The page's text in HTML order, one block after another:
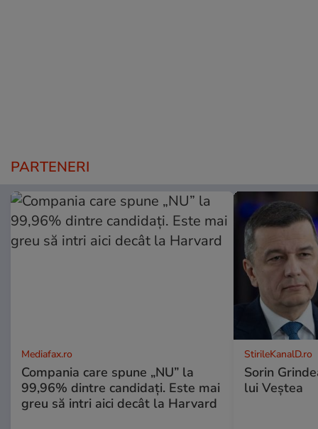
PARTENERI
Mediafax.ro
Compania care spune „NU” la
99,96% dintre candidați. Este mai
greu să intri aici decât la Harvard
StirileKanalD.ro
Sorin
lui Veștea